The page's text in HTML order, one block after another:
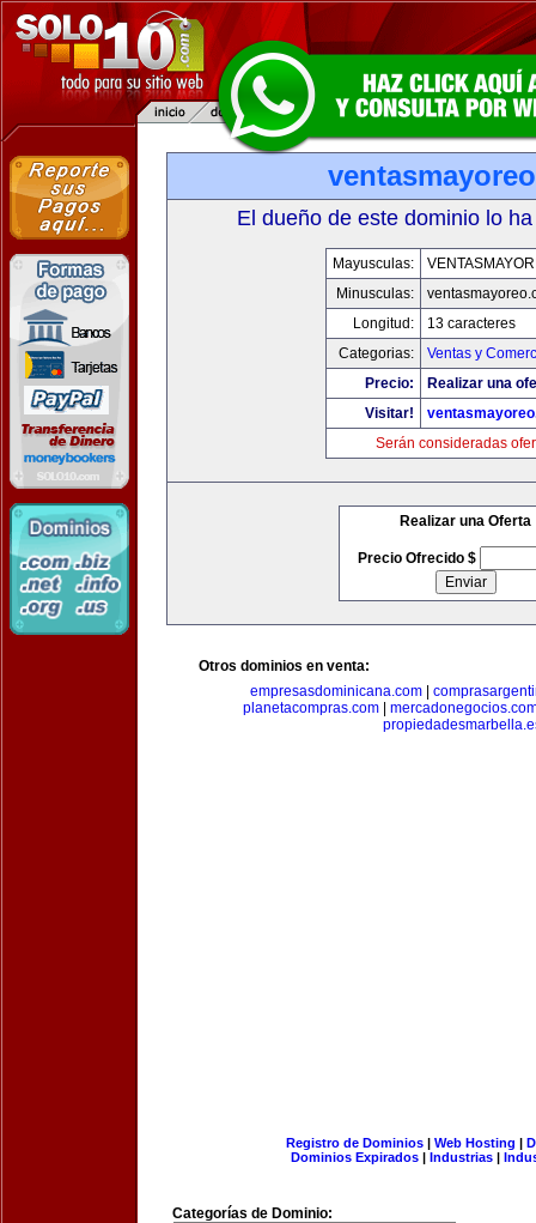
El dueño de este dominio lo
Mayusculas:
Minusculas:
Longitud:
13 caracteres
Categorias:
Ventas y
Precio:
Realizar una
Visitar!
Serán consideradas
Realizar una Oferta
Precio Ofrecido $
Otros dominios en venta:
empresasdominicana.com|
planetacompras.com
Registro de Dominios| Web Hosting |
Dominios Expirados | Industrias |
Categorías de Dominio: